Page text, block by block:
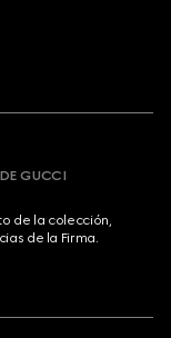
GUCCI
de la colección,
de la Firma.